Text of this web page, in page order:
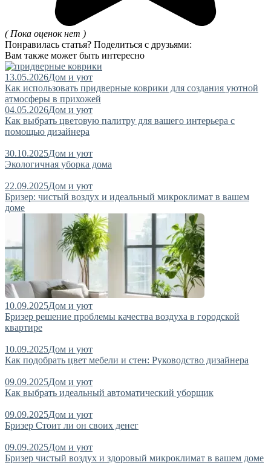
( Пока оценок нет )
Понравилась статья? Поделиться с друзьями:
Вам также может быть интересно
13.05.2026Дом и уют
Как использовать придверные коврики для создания уютной
атмосферы в прихожей
04.05.2026Дом и уют
Как выбрать цветовую палитру для вашего интерьера с
помощью дизайнера
30.10.2025Дом и уют
Экологичная уборка дома
22.09.2025Дом и уют
Бризер: чистый воздух и идеальный микроклимат в вашем
доме
10.09.2025Дом и уют
Бризер решение проблемы качества воздуха в городской
квартире
10.09.2025Дом и уют
Как подобрать цвет мебели и стен: Руководство дизайнера
09.09.2025Дом и уют
Как выбрать идеальный автоматический уборщик
09.09.2025Дом и уют
Бризер Стоит ли он своих денег
09.09.2025Дом и уют
Бризер чистый воздух и здоровый микроклимат в вашем доме